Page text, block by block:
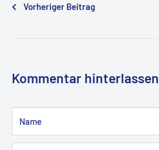
Vorheriger Beitrag
Kommentar hinterlassen
Name